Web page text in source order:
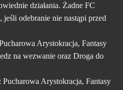
działania. Żadne FC
jeśli odebranie nie nastąpi przed
Arystokracja, Fantasy
na wezwanie oraz Droga do
Arystokracja, Fantasy